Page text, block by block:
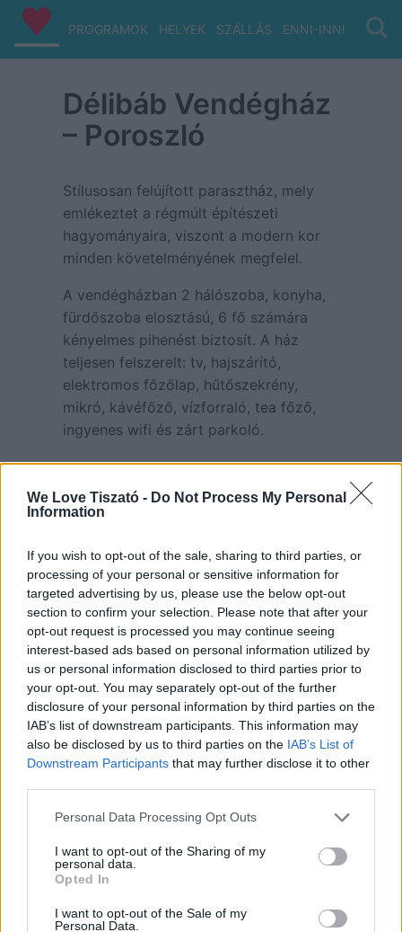
We Love Tiszató - Do Not Process My Personal
Information
If you wish to opt-out of the sale, sharing to third parties, or
processing of your personal or sensitive information for
targeted advertising by us, please use the below opt-out
section to confirm your selection. Please note that after your
opt-out request is processed you may continue seeing
interest-based ads based on personal information utilized by
us or personal information disclosed to third parties prior to
your opt-out. You may separately opt-out of the further
disclosure of your personal information by third parties on the
IAB’s list of downstream participants. This information may
also be disclosed by us to third parties on the IAB’s List of
Downstream Participants that may further disclose it to other
Personal Data Processing Opt Outs
I want to opt-out of the Sharing of my
personal data.
Opted In
I want to opt-out of the Sale of my
Personal Data.
PROGRAMOK HELYEK SZÁLLÁS ENNI-INNI VIZ/
Délibáb Vendégház
– Poroszló
Stílusosan felújított parasztház, mely
emlékeztet a régmúlt építészeti
hagyományaira, viszont a modern kor
minden követelményének megfelel.
A vendégházban 2 hálószoba, konyha,
fürdőszoba elosztású, 6 fő számára
kényelmes pihenést biztosít. A ház
teljesen felszerelt: tv, hajszárító,
elektromos főzőlap, hűtőszekrény,
mikró, kávéfőző, vízforraló, tea főző,
ingyenes wifi és zárt parkoló.
elérhetőségek:
vendeghaz-poroszlo?
ref=list&adults=2&provision=1
E: –
M:-
C: Poroszló, Nagy Sándor utca 11.
F: –
ITT IS FENT VAGYUNK